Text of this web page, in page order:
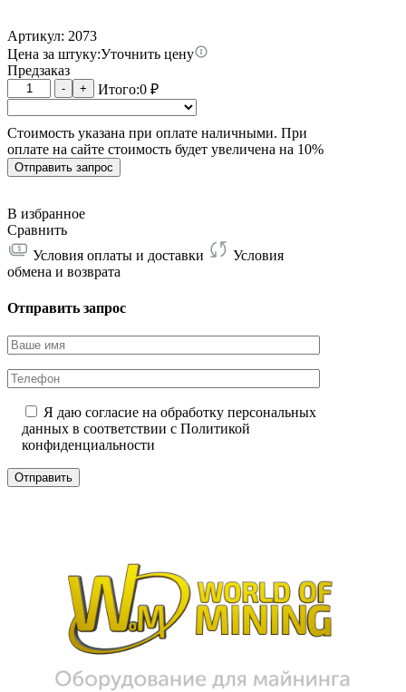
Артикул: 2073
Цена за штуку:Уточнить цену
Предзаказ
Количество
товара
Whatsminer
M53S+
24W
302T
- + Итого:0₽
Стоимость указана при оплате наличными. При
оплате на сайте стоимость будет увеличена на 10%
Отправить запрос
В избранное
Сравнить
Условия оплаты и доставки
Условия
обмена и возврата
Отправить запрос
Я даю согласие на обработку персональных
данных в соответствии с Политикой
конфиденциальности